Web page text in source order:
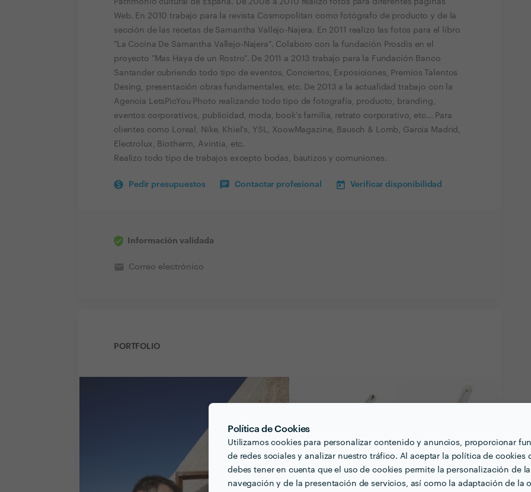
Política de Cookies
Utilizamos cookies para personalizar contenido y anuncios, proporcionar
de redes sociales y analizar nuestro tráfico. Al aceptar la política de cookies
debes tener en cuenta que el uso de cookies permite la personalización de la
navegación y de la presentación de servicios, así como la adaptación de la
Patrimonio cultural de España. De 2008 a 2010 realizo fotos para diferentes paginas
Web. En 2010 trabajo para la revista Cosmopolitan como fotógrafo de producto y de la
sección de las recetas de Samantha Vallejo-Najera. En 2011 realizo las fotos para el libro
"La Cocina De Samantha Vallejo-Najera". Colaboro con la fundación Prosdis en el
proyecto "Mas Haya de un Rostro". De 2011 a 2013 trabajo para la Fundación Banco
Santander cubriendo todo tipo de eventos, Conciertos, Exposiciones, Premios Talentos
Desing, presentación obras fundamentales, etc. De 2013 a la actualidad trabajo con la
Agencia LetsPicYou Photo realizando todo tipo de fotografía, producto, branding,
eventos corporativos, publicidad, moda, book's familia, retrato corporativo, etc... Para
clientes como Loreal, Nike, Khiel's, YSL, XoowMagazine, Bausch & Lomb, Garcia Madrid,
Electrolux, Biotherm, Avintia, etc.
Realizo todo tipo de trabajos excepto bodas, bautizos y comuniones.
Pedir presupuestos Contactar profesional Verificar disponibilidad
Información validada
email Correo electrónico
PORTFOLIO